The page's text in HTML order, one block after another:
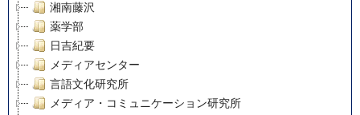
湘南藤沢
薬学部
日吉紀要
メディアセンター
言語文化研究所
メディア・コミュニケーション研究所